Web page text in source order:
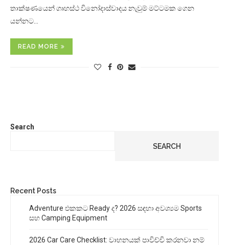
තාක්ෂණයෙන් ගෘහස්ථ විනෝදාස්වාදය නැවුම් මට්ටමක ගෙන
යන්නට…
READ MORE
Search
SEARCH
Recent Posts
Adventure එකකට Ready ද? 2026 සඳහා අවශ්‍යම Sports
සහ Camping Equipment
2026 Car Care Checklist: වාහනයක් පාවිච්චි කරනවා නම්